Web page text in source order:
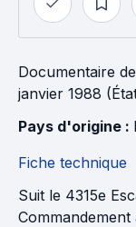
Documentaire de
janvier 1988
Pays d'origine :
Fiche technique
Suit le 4315e